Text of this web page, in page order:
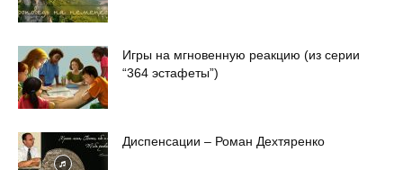
Игры на мгновенную реакцию (из серии
“364 эстафеты”)
Диспенсации – Роман Дехтяренко